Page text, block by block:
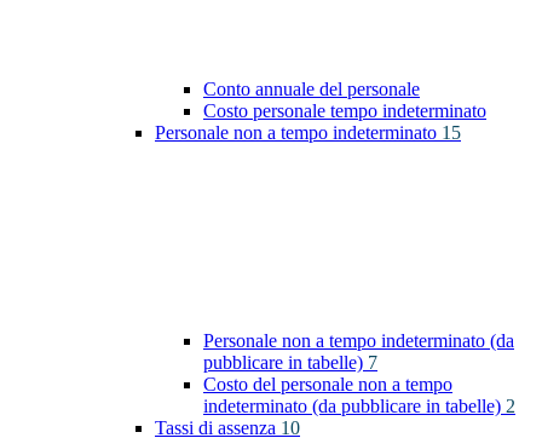
Conto annuale del personale
Costo personale tempo indeterminato
Personale non a tempo indeterminato 15
Personale non a tempo indeterminato (da
pubblicare in tabelle) 7
Costo del personale non a tempo
indeterminato (da pubblicare in tabelle) 2
Tassi di assenza 10